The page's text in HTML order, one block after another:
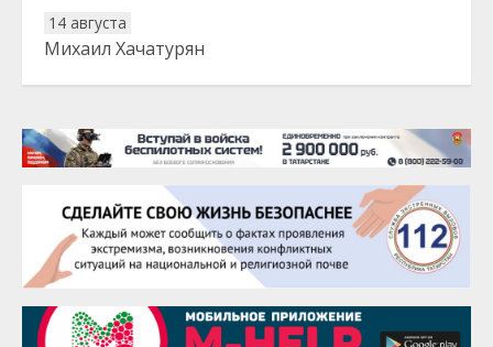
14 августа
Михаил Хачатурян
20 августа
22 августа
Евгений Ефимов
25 августа
Сэсэгма Бубеева
28 августа
Чингиз Мустафаев
29 августа